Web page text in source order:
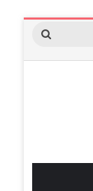
بحث
عن